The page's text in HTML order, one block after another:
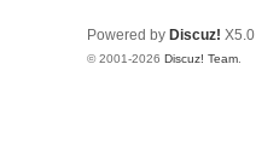
Powered by Discuz! X5.0
© 2001-2026 Discuz! Team